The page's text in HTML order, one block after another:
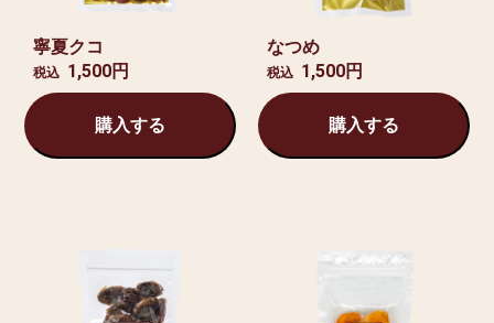
寧夏クコ
税込 1,500円
購入する
なつめ
税込 1,500円
購入する